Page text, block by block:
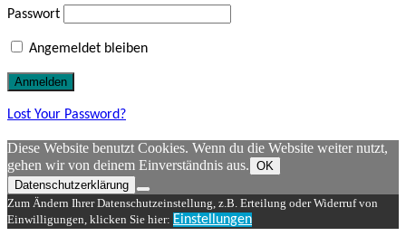
Passwort
Angemeldet bleiben
Lost Your Password?
Diese Website benutzt Cookies. Wenn du die Website weiter nutzt,
gehen wir von deinem Einverständnis aus. OK
Datenschutzerklärung
Zum Ändern Ihrer Datenschutzeinstellung, z.B. Erteilung oder Widerruf von
Einwilligungen, klicken Sie hier: Einstellungen